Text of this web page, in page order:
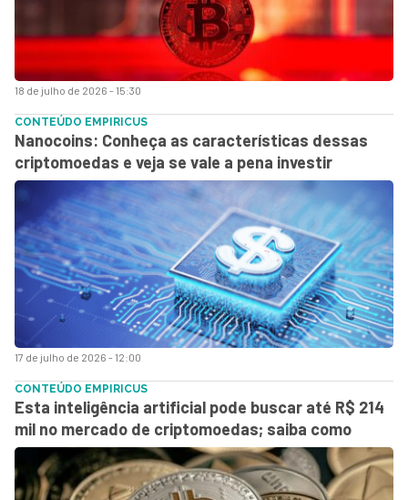
18 de julho de 2026 - 15:30
17 de julho de 2026 - 12:00
CONTEÚDO EMPIRICUS
Nanocoins: Conheça as características dessas
criptomoedas e veja se vale a pena investir
CONTEÚDO EMPIRICUS
Esta inteligência artificial pode buscar até R$ 214
mil no mercado de criptomoedas; saiba como